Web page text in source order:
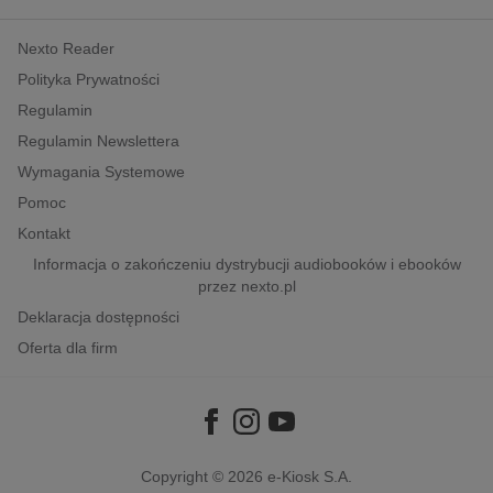
polityka, społeczno-informacyjne
psychologiczne
inne
popularno-naukowe
historia
Nexto Reader
Polityka Prywatności
Regulamin
Regulamin Newslettera
Wymagania Systemowe
Pomoc
Kontakt
Informacja o zakończeniu dystrybucji audiobooków i ebooków
przez nexto.pl
Deklaracja dostępności
Oferta dla firm
Copyright © 2026 e-Kiosk S.A.